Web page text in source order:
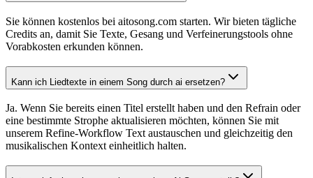
Sie können kostenlos bei aitosong.com starten. Wir bieten tägliche
Credits an, damit Sie Texte, Gesang und Verfeinerungstools ohne
Vorabkosten erkunden können.
Kann ich Liedtexte in einem Song durch ai ersetzen?
Ja. Wenn Sie bereits einen Titel erstellt haben und den Refrain oder
eine bestimmte Strophe aktualisieren möchten, können Sie mit
unserem Refine-Workflow Text austauschen und gleichzeitig den
musikalischen Kontext einheitlich halten.